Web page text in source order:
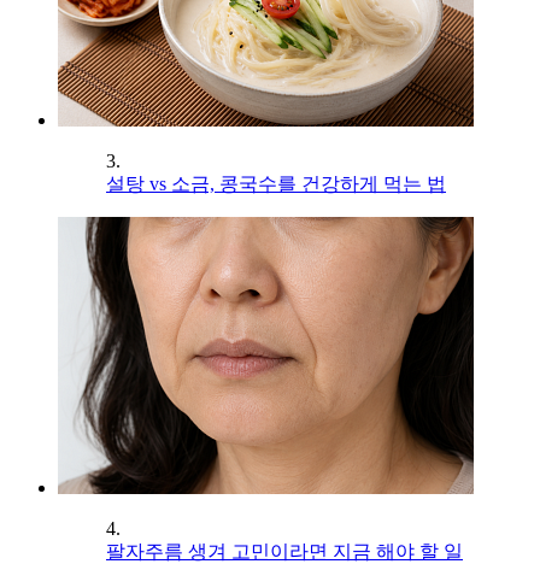
3.
설탕 vs 소금, 콩국수를 건강하게 먹는 법
4.
팔자주름 생겨 고민이라면 지금 해야 할 일